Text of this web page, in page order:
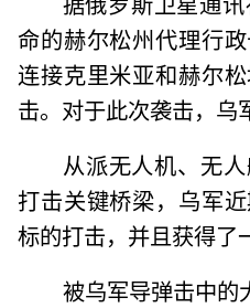
命的赫尔松州代理行
连接克里米亚和赫尔
击。对于此次袭击，乌
从派无人机、无
打击关键桥梁，乌军
标的打击，并且获得了
被乌军导弹击中的